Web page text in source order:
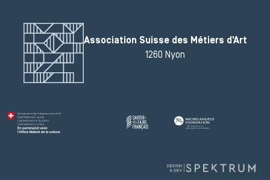
Association Suisse des Métiers d'Art
1260 Nyon